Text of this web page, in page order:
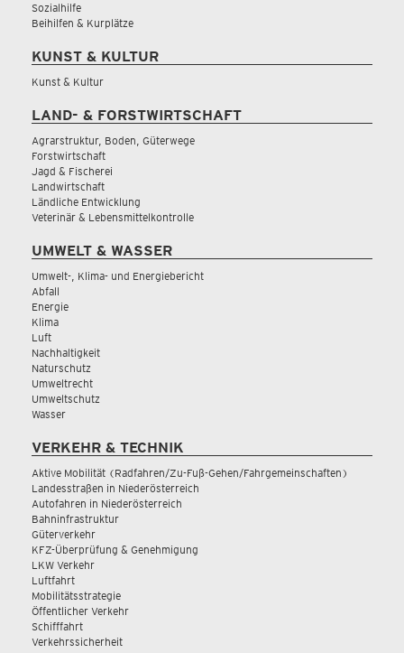
Sozialhilfe
Beihilfen & Kurplätze
KUNST & KULTUR
Kunst & Kultur
LAND- & FORSTWIRTSCHAFT
Agrarstruktur, Boden, Güterwege
Forstwirtschaft
Jagd & Fischerei
Landwirtschaft
Ländliche Entwicklung
Veterinär & Lebensmittelkontrolle
UMWELT & WASSER
Umwelt-, Klima- und Energiebericht
Abfall
Energie
Klima
Luft
Nachhaltigkeit
Naturschutz
Umweltrecht
Umweltschutz
Wasser
VERKEHR & TECHNIK
Aktive Mobilität (Radfahren/Zu-Fuß-Gehen/Fahrgemeinschaften)
Landesstraßen in Niederösterreich
Autofahren in Niederösterreich
Bahninfrastruktur
Güterverkehr
KFZ-Überprüfung & Genehmigung
LKW Verkehr
Luftfahrt
Mobilitätsstrategie
Öffentlicher Verkehr
Schifffahrt
Verkehrssicherheit